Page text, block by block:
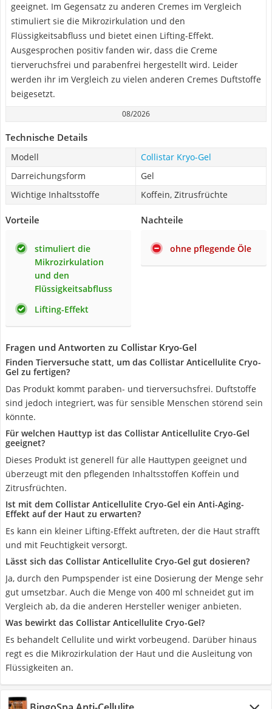
geeignet. Im Gegensatz zu anderen Cremes im Vergleich
stimuliert sie die Mikrozirkulation und den
Flüssigkeitsabfluss und bietet einen Lifting-Effekt.
Ausgesprochen positiv fanden wir, dass die Creme
tierveruchsfrei und parabenfrei hergestellt wird. Leider
werden ihr im Vergleich zu vielen anderen Cremes Duftstoffe
beigesetzt.
08/2026
Technische Details
Modell
Collistar Kryo-Gel
Darreichungsform
Gel
Wichtige Inhaltsstoffe
Koffein, Zitrusfrüchte
Vorteile
stimuliert die
Mikrozirkulation
und den
Flüssigkeitsabfluss
Lifting-Effekt
Nachteile
ohne pflegende Öle
Fragen und Antworten zu Collistar Kryo-Gel
Finden Tierversuche statt, um das Collistar Anticellulite Cryo-
Gel zu fertigen?
Das Produkt kommt paraben- und tierversuchsfrei. Duftstoffe
sind jedoch integriert, was für sensible Menschen störend sein
könnte.
Für welchen Hauttyp ist das Collistar Anticellulite Cryo-Gel
geeignet?
Dieses Produkt ist generell für alle Hauttypen geeignet und
überzeugt mit den pflegenden Inhaltsstoffen Koffein und
Zitrusfrüchten.
Ist mit dem Collistar Anticellulite Cryo-Gel ein Anti-Aging-
Effekt auf der Haut zu erwarten?
Es kann ein kleiner Lifting-Effekt auftreten, der die Haut strafft
und mit Feuchtigkeit versorgt.
Lässt sich das Collistar Anticellulite Cryo-Gel gut dosieren?
Ja, durch den Pumpspender ist eine Dosierung der Menge sehr
gut umsetzbar. Auch die Menge von 400 ml schneidet gut im
Vergleich ab, da die anderen Hersteller weniger anbieten.
Was bewirkt das Collistar Anticellulite Cryo-Gel?
Es behandelt Cellulite und wirkt vorbeugend. Darüber hinaus
regt es die Mikrozirkulation der Haut und die Ausleitung von
Flüssigkeiten an.